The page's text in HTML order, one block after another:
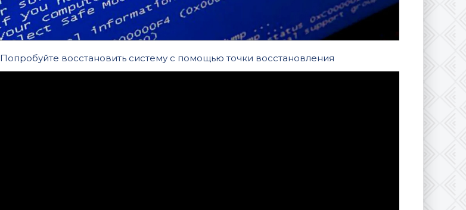
Попробуйте восстановить систему с помощью точки восстановления